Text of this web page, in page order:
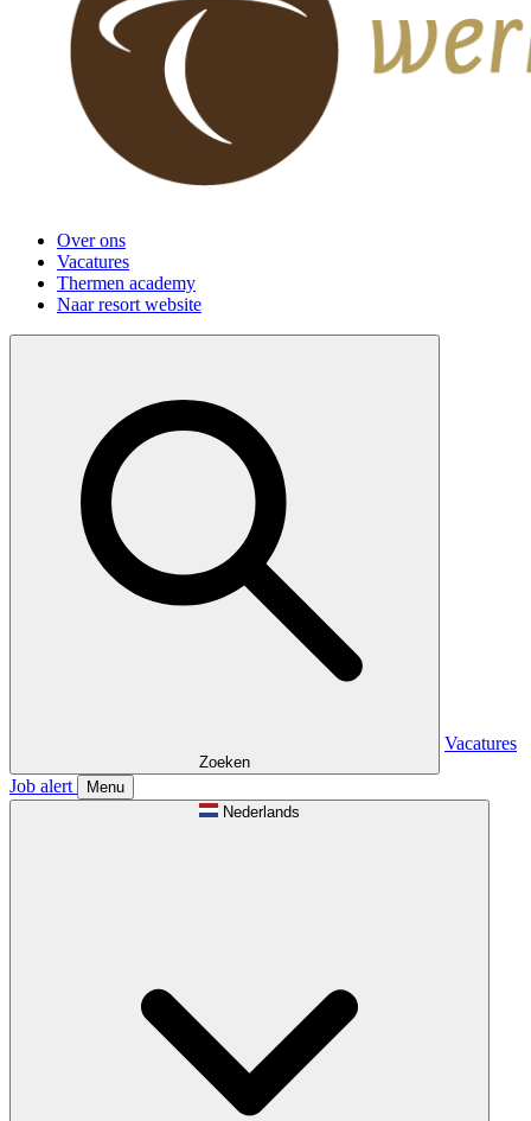
Over ons
Vacatures
Thermen academy
Naar resort website
Zoeken
Vacatures
Job alert
Menu
Nederlands